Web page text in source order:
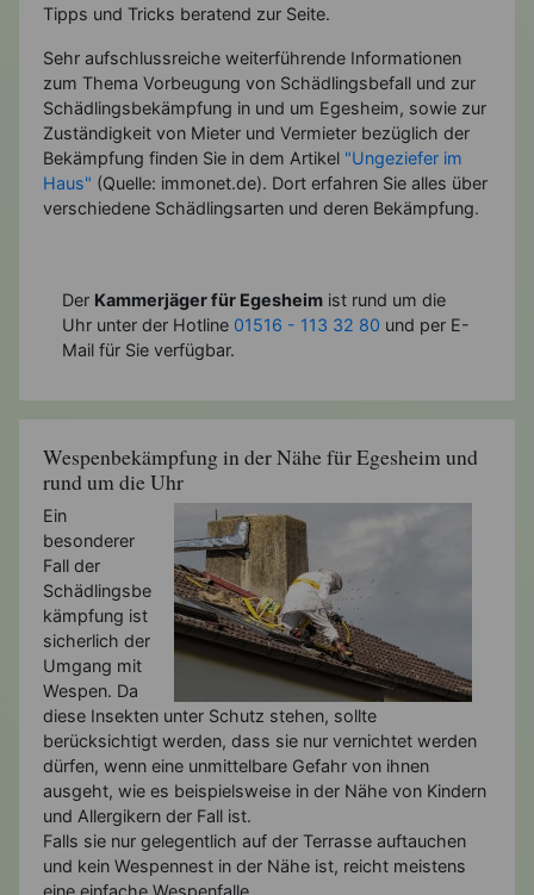
Tipps und Tricks beratend zur Seite.
Sehr aufschlussreiche weiterführende Informationen
zum Thema Vorbeugung von Schädlingsbefall und zur
Schädlingsbekämpfung in und um Egesheim, sowie zur
Zuständigkeit von Mieter und Vermieter bezüglich der
Bekämpfung finden Sie in dem Artikel "Ungeziefer im
Haus" (Quelle: immonet.de). Dort erfahren Sie alles über
verschiedene Schädlingsarten und deren Bekämpfung.
Der Kammerjäger für Egesheim ist rund um die
Uhr unter der Hotline 01516 - 113 32 80 und per E-
Mail für Sie verfügbar.
Wespenbekämpfung in der Nähe für Egesheim und
rund um die Uhr
Ein
besonderer
Fall der
Schädlingsbe
kämpfung ist
sicherlich der
Umgang mit
Wespen. Da
diese Insekten unter Schutz stehen, sollte
berücksichtigt werden, dass sie nur vernichtet werden
dürfen, wenn eine unmittelbare Gefahr von ihnen
ausgeht, wie es beispielsweise in der Nähe von Kindern
und Allergikern der Fall ist.
Falls sie nur gelegentlich auf der Terrasse auftauchen
und kein Wespennest in der Nähe ist, reicht meistens
eine einfache Wespenfalle.